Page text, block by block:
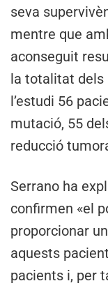
seva
mentre que
aconseguit
la totalitat dels
l’estudi 56
mutació, 55
reducció
Serrano ha
confirmen «el
proporcionar
aquests
pacients i, per